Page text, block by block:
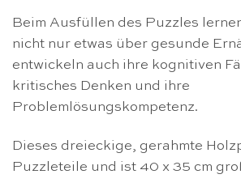
Beim Ausfüllen des Puzzles
nicht nur etwas über gesunde
entwickeln auch ihre kognitiven
kritisches Denken und ihre
Problemlösungskompetenz.
Dieses dreieckige, gerahmte
Puzzleteile und ist 40 x 35 cm